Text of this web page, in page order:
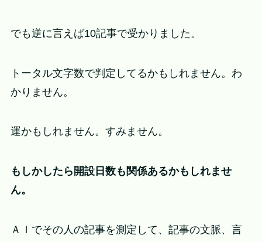
でも逆に言えば10記事で受かりました。
トータル文字数で判定してるかもしれません。わ
かりません。
運かもしれません。すみません。
もしかしたら開設日数も関係あるかもしれませ
ん。
ＡＩでその人の記事を測定して、記事の文脈、言